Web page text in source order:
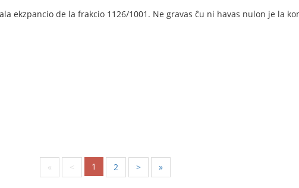
ekzpancio de la frakcio 1126/1001. Ne gravas ĉu ni havas nulon je la
« < 1 2 > »